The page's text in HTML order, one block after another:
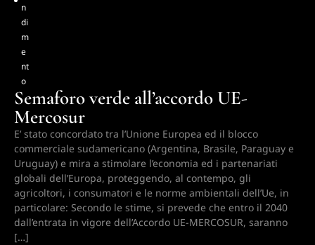
n
di
m
e
nt
o
Semaforo verde all’accordo UE-
Mercosur
E’ stato concordato tra l’Unione Europea ed il blocco
commerciale sudamericano (Argentina, Brasile, Paraguay e
Uruguay) e mira a stimolare l’economia ed i partenariati
globali dell’Europa, proteggendo, al contempo, gli
agricoltori, i consumatori e le norme ambientali dell’Ue, in
particolare: Secondo le stime, si prevede che entro il 2040
dall’entrata in vigore dell’Accordo UE-MERCOSUR, saranno
[…]